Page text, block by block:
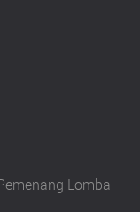
Lomba